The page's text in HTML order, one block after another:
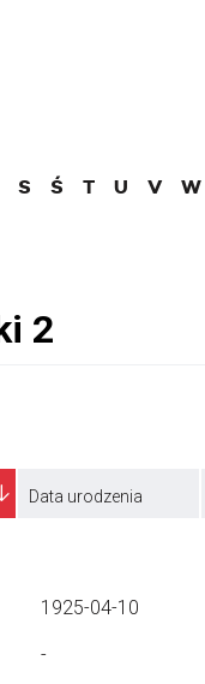
S Ś T U V W
Data urodzenia
1925-04-10
-